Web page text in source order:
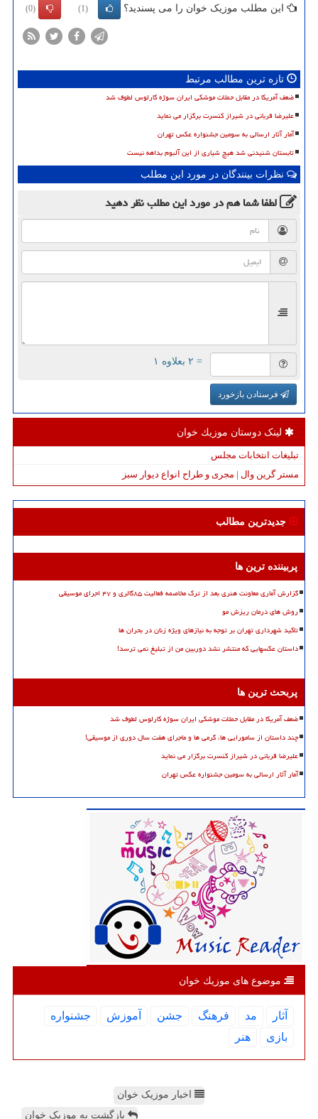
این مطلب موزیک خوان را می پسندید؟ (1)
(0)
تازه ترین مطالب مرتبط
ضعف آمریکا در مقابل حملات موشکی ایران سوژه کارلوس لطوف شد
علیرضا قربانی در شیراز کنسرت برگزار می نماید
آمار آثار ارسالی به سومین جشنواره عکس تهران
تابستان شنیدنی شد هیچ شیاری از این آلبوم بداهه نیست
نظرات بینندگان در مورد این مطلب
لطفا شما همدر مورد این مطلبنظر دهید
= ۲ بعلاوه ۱
فرستادن بازخورد
لینک دوستان موزیك خوان
تبلیغات انتخابات مجلس
مستر گرین وال | مجری و طراح انواع دیوار سبز
جدیدترین مطالب
پربیننده ترین ها
گزارش آماری معاونت هنری بعد از ترک مخاصمه فعالیت ۸۵گالری و ۴۷ اجرای موسیقی
روش های درمان ریزش مو
تاکید شهرداری تهران بر توجه به نیازهای ویژه زنان در بحران ها
داستان عکسهایی که منتشر نشد دوربین من از تبلیغ نمی ترسد!
پربحث ترین ها
ضعف آمریکا در مقابل حملات موشکی ایران سوژه کارلوس لطوف شد
چند داستان از سامورایی ها، گرمی ها و ماجرای هفت سال دوری از موسیقی!
علیرضا قربانی در شیراز کنسرت برگزار می نماید
آمار آثار ارسالی به سومین جشنواره عکس تهران
موضوع های موزیك خوان
آثار مد فرهنگ جشن آموزش
جشنواره
بازی
هنر
اخبار موزیک خوان
بازگشت به موزیک خوان